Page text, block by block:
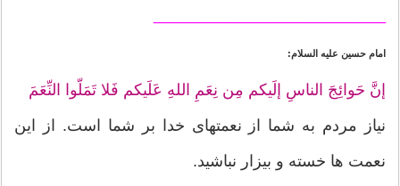
امام حسین علیه السلام:
إنَّ حَوائِجَ الناسِ إلَیکم مِن نِعَمِ اللهِ عَلَیکم فَلا تَمَلّوا النِّعَمَ
نیاز مردم به شما از نعمتهای خدا بر شما است. از این
نعمت ها خسته و بیزار نباشید.